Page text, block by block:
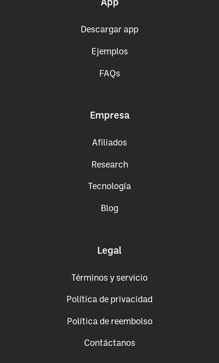
App
Descargar app
Ejemplos
FAQs
Empresa
Afiliados
Research
Tecnología
Blog
Legal
Términos y servicio
Política de privacidad
Política de reembolso
Contáctanos